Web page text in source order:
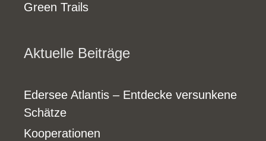
Green Trails
Aktuelle Beiträge
Edersee Atlantis – Entdecke versunkene
Schätze
Kooperationen